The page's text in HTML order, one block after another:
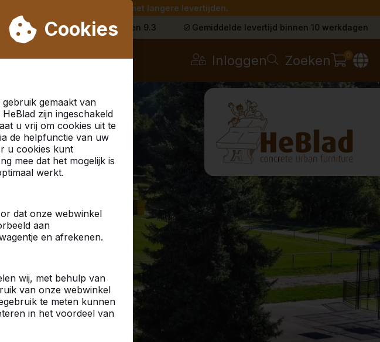
33. Houdt u daarom rekening met langere levertijden.
Cookies
gemaakt van
zijn ingeschakeld
u vrij om cookies uit te
de helpfunctie van uw
u cookies kunt
mee dat het mogelijk is
werkt.
dat onze webwinkel
aan
en afrekenen.
wij, met behulp van
van onze webwinkel
te meten kunnen
in het voordeel van
beoordelen HeBlad met een 9.3 Gemiddelde levertijd binnen 10 werkdagen
Inloggen Zoeken 0